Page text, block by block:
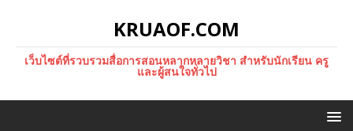
KRUAOF.COM
เว็บไซต์ที่รวบรวมสื่อการสอนหลากหลายวิชา สำหรับนักเรียน ครู
และผู้สนใจทั่วไป